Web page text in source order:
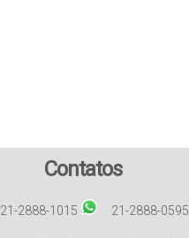
Contatos
21-2888-1015 21-2888-0595